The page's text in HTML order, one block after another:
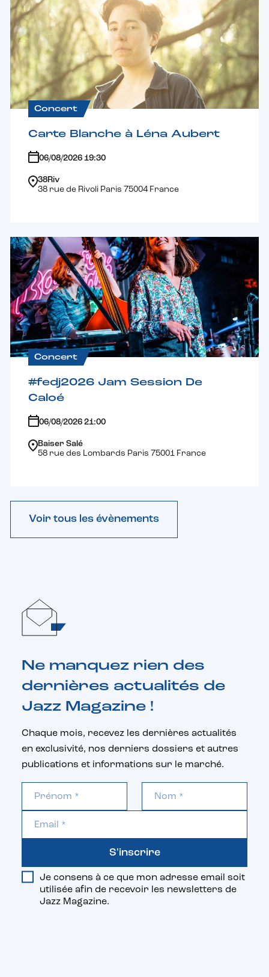
Concert
Carte Blanche à Léna Aubert
06/08/2026 19:30
38Riv
38 rue de Rivoli Paris 75004 France
Concert
#fedj2026 Jam Session De
Caloé
06/08/2026 21:00
Baiser Salé
58 rue des Lombards Paris 75001 France
Voir tous les évènements
Ne manquez rien des
dernières actualités de
Jazz Magazine !
Chaque mois, recevez les dernières actualités
en exclusivité, nos derniers dossiers et autres
publications et informations sur le marché.
Je consens à ce que mon adresse email soit
utilisée afin de recevoir les newsletters de
Jazz Magazine.
S'inscrire